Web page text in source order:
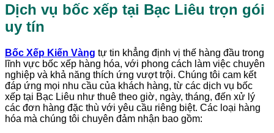
Dịch vụ bốc xếp tại Bạc Liêu trọn gói
uy tín
Bốc Xếp Kiến Vàng tự tin khẳng định vị thế hàng đầu trong
lĩnh vực bốc xếp hàng hóa, với phong cách làm việc chuyên
nghiệp và khả năng thích ứng vượt trội. Chúng tôi cam kết
đáp ứng mọi nhu cầu của khách hàng, từ các dịch vụ bốc
xếp tại Bạc Liêu như thuê theo giờ, ngày, tháng, đến xử lý
các đơn hàng đặc thù với yêu cầu riêng biệt. Các loại hàng
hóa mà chúng tôi chuyên đảm nhận bao gồm: